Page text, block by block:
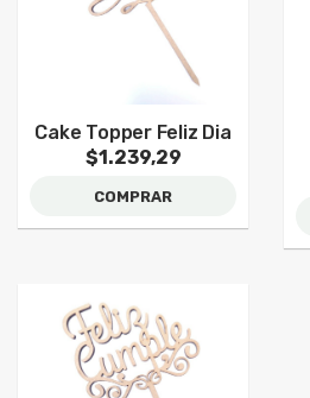
Cake Topper Feliz Dia
$1.239,29
COMPRAR